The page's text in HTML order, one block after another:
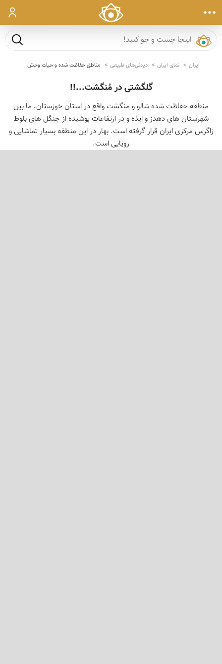
ورود
جست و
ایران نمای ایران دیدنی‌های طبیعی مناطق حفاظت شده و حیات وحش
گلگشتی در مُنگشت...!!
منطقه حفاظت شده شالو و منگشت واقع در استان خوزستان، ما بین
شهرستان های دهدز و ایذه و در ارتفاعات پوشیده از جنگل های بلوط
زاگرس مرکزی ایران قرار گرفته است. بهار در این منطقه بسیار تماشایی و
رویایی است.